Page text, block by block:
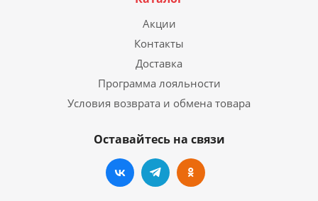
Акции
Контакты
Доставка
Программа лояльности
Условия возврата и обмена товара
Оставайтесь на связи